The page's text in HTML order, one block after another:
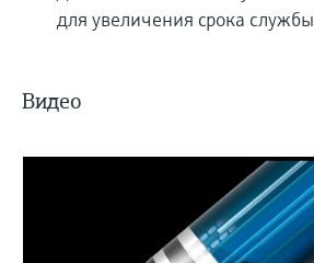
для увеличения срока службы
Видео